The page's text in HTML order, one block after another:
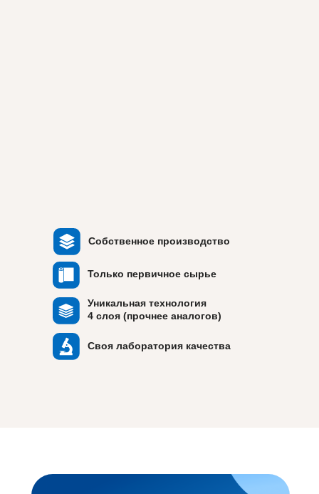
Уникальная технология
4 слоя (прочнее аналогов)
Своя лаборатория качества
Только первичное сырье
Собственное производство